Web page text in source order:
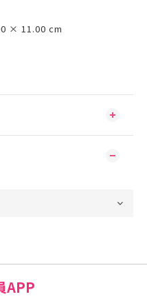
× 11.00 cm
APP